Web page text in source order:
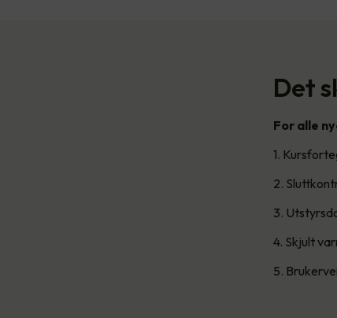
Det
For alle
1.
2.
3.
4. Skjult
5.